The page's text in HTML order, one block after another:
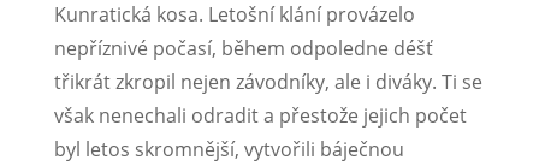
Kunratická kosa. Letošní klání provázelo
nepříznivé počasí, během odpoledne déšť
třikrát zkropil nejen závodníky, ale i diváky. Ti se
však nenechali odradit a přestože jejich počet
byl letos skromnější, vytvořili báječnou